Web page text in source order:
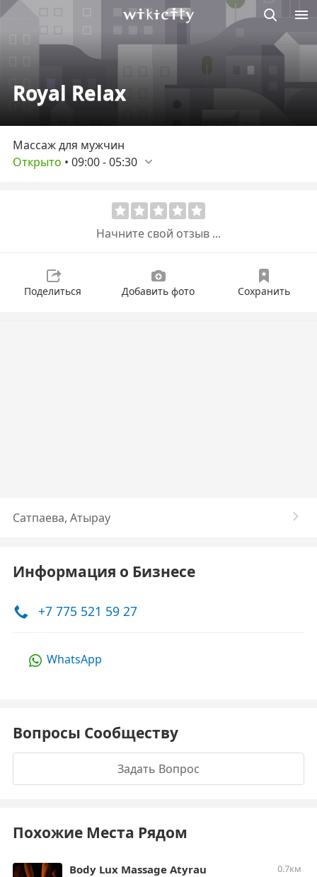
Royal Relax
Массаж для мужчин
Открыто • 09:00-05:30
Начните свой отзыв ...
Поделиться Добавить фото Сохранить
Сатпаева, Атырау
Информация о Бизнесе
+7 775 521 59 27
WhatsApp
Вопросы Сообществу
Задать Вопрос
Похожие Места Рядом
Body Lux Massage Atyrau
0.7км